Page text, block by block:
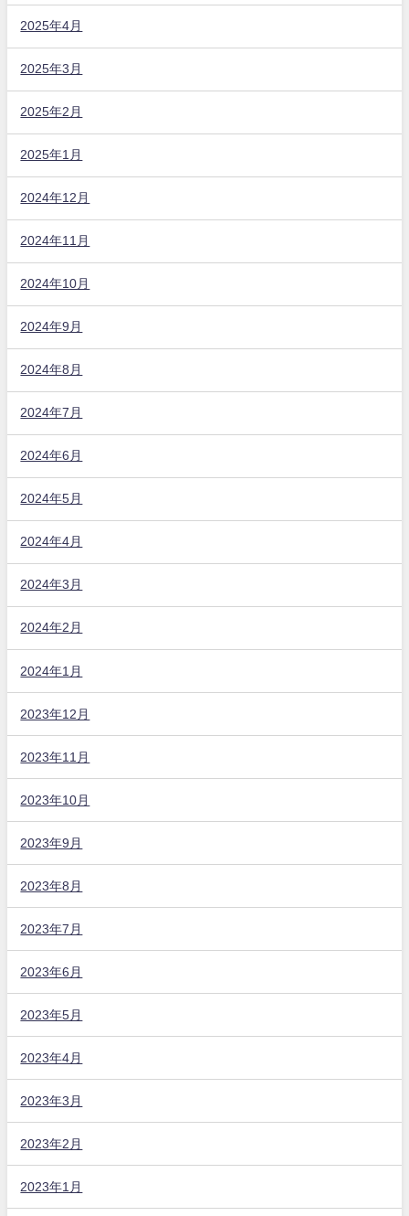
2025年4月
2025年3月
2025年2月
2025年1月
2024年12月
2024年11月
2024年10月
2024年9月
2024年8月
2024年7月
2024年6月
2024年5月
2024年4月
2024年3月
2024年2月
2024年1月
2023年12月
2023年11月
2023年10月
2023年9月
2023年8月
2023年7月
2023年6月
2023年5月
2023年4月
2023年3月
2023年2月
2023年1月